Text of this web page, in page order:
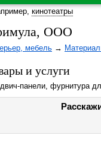
кинотеатры
ООО
мебель →
и услуги
панели, фурнитура